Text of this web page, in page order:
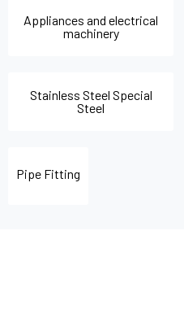
Appliances and electrical
machinery
Stainless Steel Special
Steel
Pipe Fitting